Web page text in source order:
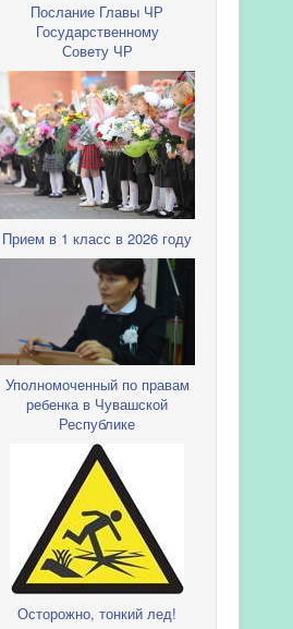
Послание Главы ЧР
Государственному
Совету ЧР
Прием в 1 класс в 2026 году
Уполномоченный по правам
ребенка в Чувашской
Республике
Осторожно, тонкий лед!